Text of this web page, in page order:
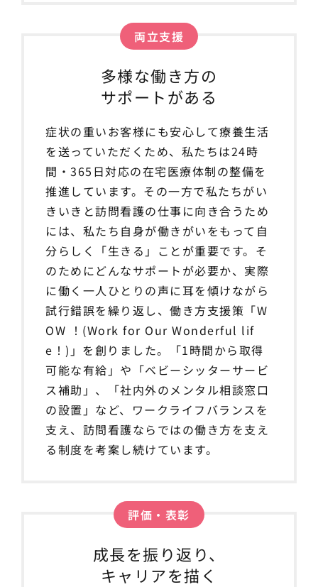
両立支援
多様な働き方の
サポートがある
症状の重いお客様にも安心して療養生活
を送っていただくため、私たちは24時
間・365日対応の在宅医療体制の整備を
推進しています。その一方で私たちがい
きいきと訪問看護の仕事に向き合うため
には、私たち自身が働きがいをもって自
分らしく「生きる」ことが重要です。そ
のためにどんなサポートが必要か、実際
に働く一人ひとりの声に耳を傾けながら
試行錯誤を繰り返し、働き方支援策「W
OW ！(Work for Our Wonderful lif
e！)」を創りました。「1時間から取得
可能な有給」や「ベビーシッターサービ
ス補助」、「社内外のメンタル相談窓口
の設置」など、ワークライフバランスを
支え、訪問看護ならではの働き方を支え
る制度を考案し続けています。
評価・表彰
成長を振り返り、
キャリアを描く